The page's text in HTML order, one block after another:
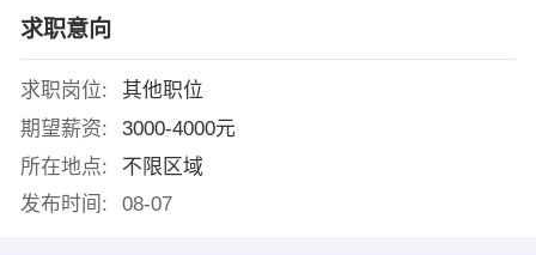
求职意向
求职岗位:
其他职位
期望薪资:
3000-4000元
所在地点:
不限区域
发布时间:
08-07